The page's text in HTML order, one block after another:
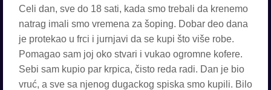
Celi dan, sve do 18 sati, kada smo trebali da krenemo
natrag imali smo vremena za šoping. Dobar deo dana
je protekao u frci i jurnjavi da se kupi što više robe.
Pomagao sam joj oko stvari i vukao ogromne kofere.
Sebi sam kupio par krpica, čisto reda radi. Dan je bio
vruć, a sve sa njenog dugackog spiska smo kupili. Bilo